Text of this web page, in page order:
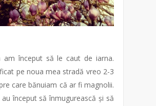
am început să le caut de iarna.
pe noua mea stradă vreo 2-3
care bănuiam că ar fi magnolii.
început să înmugurească și să